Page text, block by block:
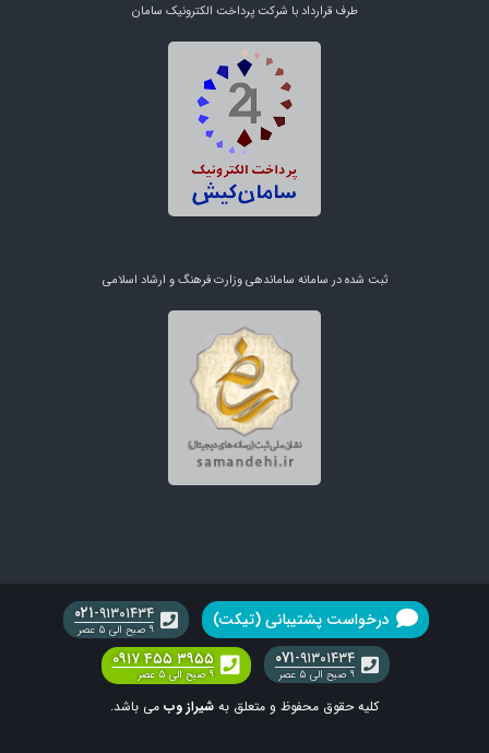
طرف قرارداد با شرکت پرداخت الکترونیک سامان
ثبت شده در سامانه ساماندهی وزارت فرهنگ و ارشاد اسلامی
درخواست پشتیبانی (تیکت) ۰۲۱-۹۱۳۰۱۴۳۴
۹ صبح الی ۵ عصر
۰۷۱-۹۱۳۰۱۴۳۴
۹ صبح الی ۵ عصر
۰۹۱۷ ۴۵۵ ۳۹۵۵
۹ صبح الی ۵ عصر
کلیه حقوق محفوظ و متعلق به شیراز وب می باشد.